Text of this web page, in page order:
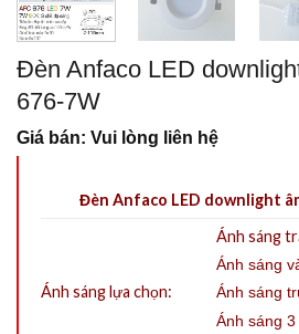
Đèn Anfaco LED
676-7W
Giá bán: Vui lòng liên hệ
Đèn Anfaco LED downlight
Ánh sáng lựa chọn:
Ánh sáng
Ánh sáng
Ánh sáng
Ánh sáng